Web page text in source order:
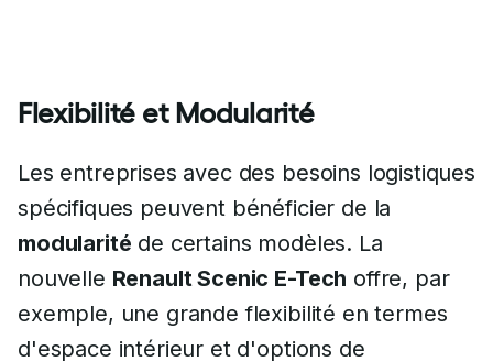
Flexibilité et Modularité
Les entreprises avec des besoins logistiques
spécifiques peuvent bénéficier de la
modularité de certains modèles. La
nouvelle Renault Scenic E-Tech offre, par
exemple, une grande flexibilité en termes
d'espace intérieur et d'options de